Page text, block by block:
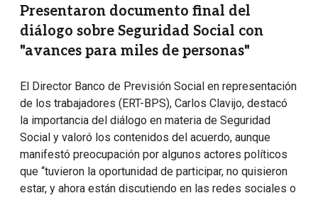
Presentaron documento final del
diálogo sobre Seguridad Social con
"avances para miles de personas"
El Director Banco de Previsión Social en representación
de los trabajadores (ERT-BPS), Carlos Clavijo, destacó
la importancia del diálogo en materia de Seguridad
Social y valoró los contenidos del acuerdo, aunque
manifestó preocupación por algunos actores políticos
que “tuvieron la oportunidad de participar, no quisieron
estar, y ahora están discutiendo en las redes sociales o